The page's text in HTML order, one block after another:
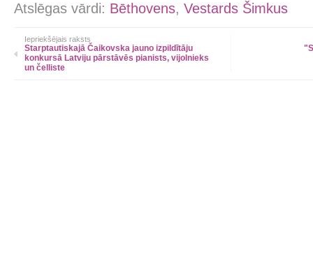
Atslēgas vārdi: Bēthovens, Vestards Šimkus
Iepriekšējais raksts
Starptautiskajā Čaikovska jauno izpildītāju
konkursā Latviju pārstāvēs pianists, vijolnieks
un čelliste